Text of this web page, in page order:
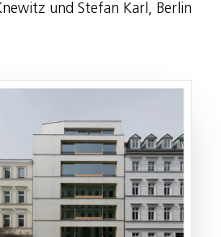
und Stefan Karl, Berlin